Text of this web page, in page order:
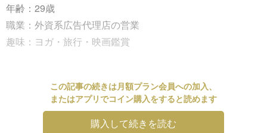
年齢：29歳
職業：外資系広告代理店の営業
趣味：ヨガ・旅行・映画鑑賞
この記事の続きは月額プラン会員への加入、
またはアプリでコイン購入をすると読めます
購入して続きを読む